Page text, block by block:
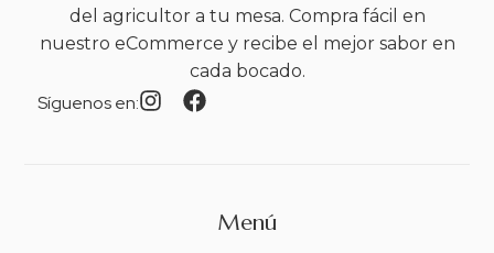
del agricultor a tu mesa. Compra fácil en
nuestro eCommerce y recibe el mejor sabor en
cada bocado.
Síguenos en:
Menú